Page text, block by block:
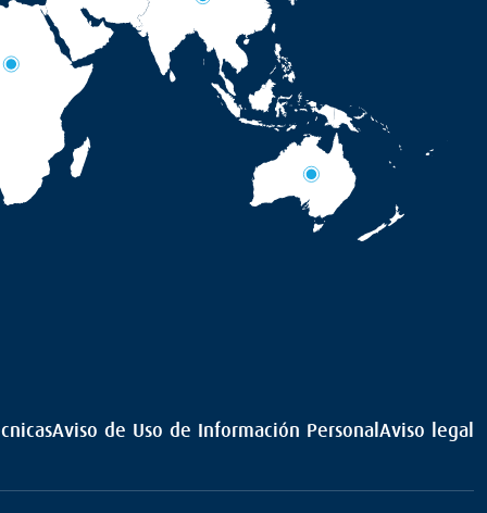
Aviso de Uso de Información Personal Aviso legal